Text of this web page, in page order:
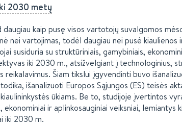
2030 metų
kaip pusę visos vartotojų suvalgomos
nei vartojimas, todėl daugiau nei pusė
susiduria su struktūriniais, gamybiniais,
iki 2030 m., atsižvelgiant į technologinius,
reikalavimus. Šiam tikslui įgyvendinti buvo
išanalizuoti Europos Sąjungos (ES) teisės
ūkiams. Be to, studijoje įvertintos
ekonominiai ir aplinkosauginiai veiksniai,
iki 2030 m.